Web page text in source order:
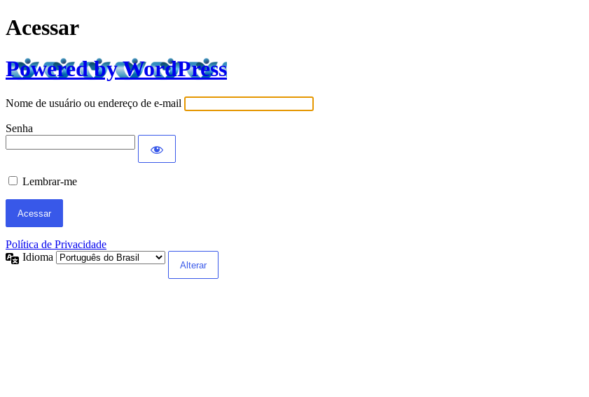
Acessar
Powered by WordPress
Nome de usuário ou endereço de e-mail
Senha
Lembrar-me
Política de Privacidade
Idioma